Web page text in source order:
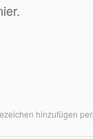
hinzufügen